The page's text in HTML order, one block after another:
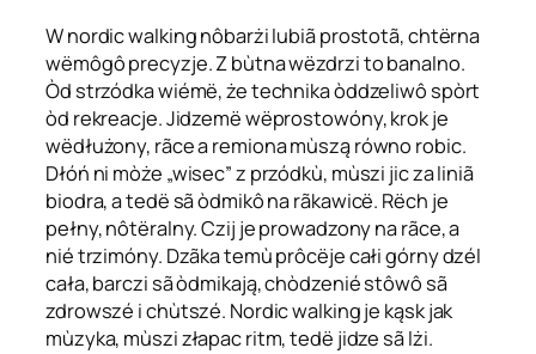
W nordic walking nôbarżi lubiã prostotã, chtërna
wëmôgô precyzje. Z bùtna wëzdrzi to banalno.
Òd strzódka wiémë, że technika òddzeliwô spòrt
òd rekreacje. Jidzemë wëprostowóny, krok je
wëdłużony, rãce a remiona mùszą równo robic.
Dłóń ni mòże „wisec” z przódkù, mùszi jic za liniã
biodra, a tedë sã òdmikô na rãkawicë. Rëch je
pełny, nôtëralny. Czij je prowadzony na rãce, a
nié trzimóny. Dzãka temù prôcëje całi górny dzél
cała, barczi sã òdmikają, chòdzenié stôwô sã
zdrowszé i chùtszé. Nordic walking je kąsk jak
mùzyka, mùszi złapac ritm, tedë jidze sã lżi.